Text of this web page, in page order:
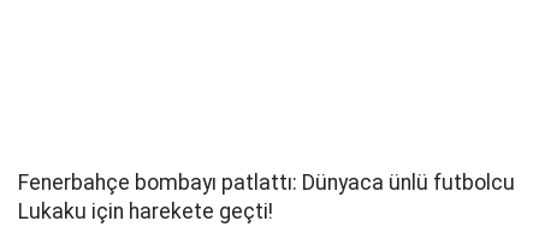
Fenerbahçe bombayı patlattı: Dünyaca ünlü futbolcu
Lukaku için harekete geçti!